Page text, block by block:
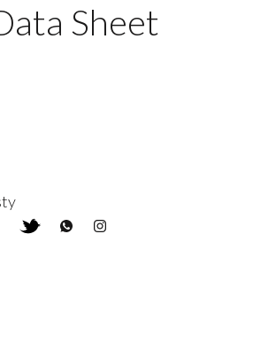
Sheet